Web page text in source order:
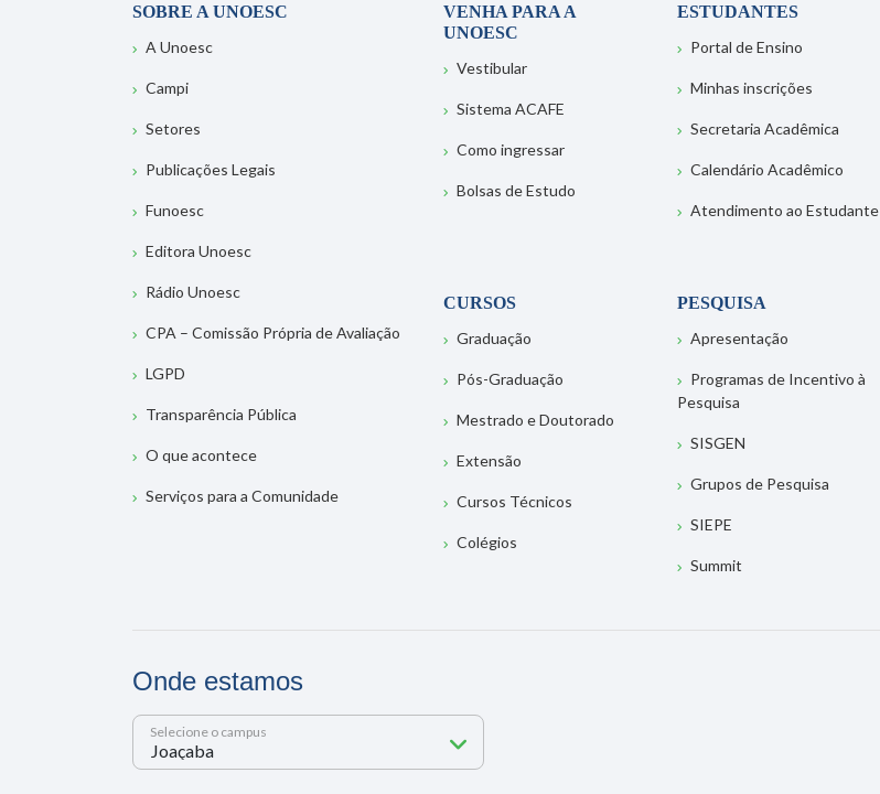
SOBRE A UNOESC
A Unoesc
Campi
Setores
Publicações Legais
Funoesc
Editora Unoesc
Rádio Unoesc
CPA – Comissão Própria de Avaliação
LGPD
Transparência Pública
O que acontece
Serviços para a Comunidade
VENHA PARA A
UNOESC
Vestibular
Sistema ACAFE
Como ingressar
Bolsas de Estudo
ESTUDANTES
Portal de Ensino
Minhas inscrições
Secretaria Acadêmica
Calendário Acadêmico
Atendimento ao Estudante
CURSOS
Graduação
Pós-Graduação
Mestrado e Doutorado
Extensão
Cursos Técnicos
Colégios
PESQUISA
Apresentação
Programas de Incentivo à
Pesquisa
SISGEN
Grupos de Pesquisa
SIEPE
Summit
Onde estamos
Selecione o campus